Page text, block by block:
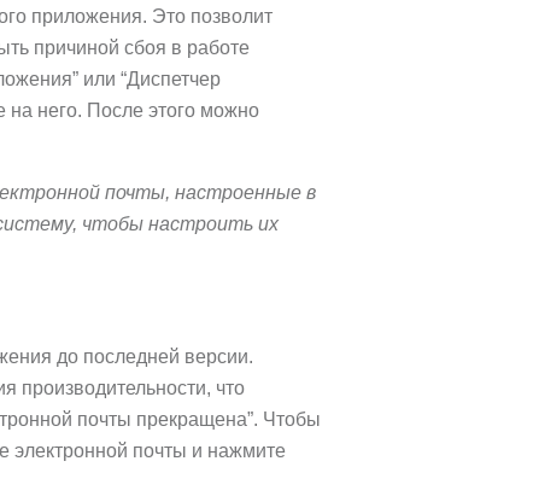
приложения. Это позволит
причиной сбоя в работе
или “Диспетчер
на него. После этого можно
почты, настроенные в
чтобы настроить их
до последней версии.
производительности, что
почты прекращена”. Чтобы
электронной почты и нажмите